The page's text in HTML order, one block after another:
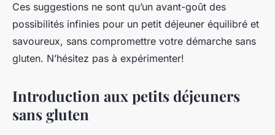
Ces suggestions ne sont qu’un avant-goût des
possibilités infinies pour un petit déjeuner équilibré et
savoureux, sans compromettre votre démarche sans
gluten. N’hésitez pas à expérimenter!
Introduction aux petits déjeuners
sans gluten